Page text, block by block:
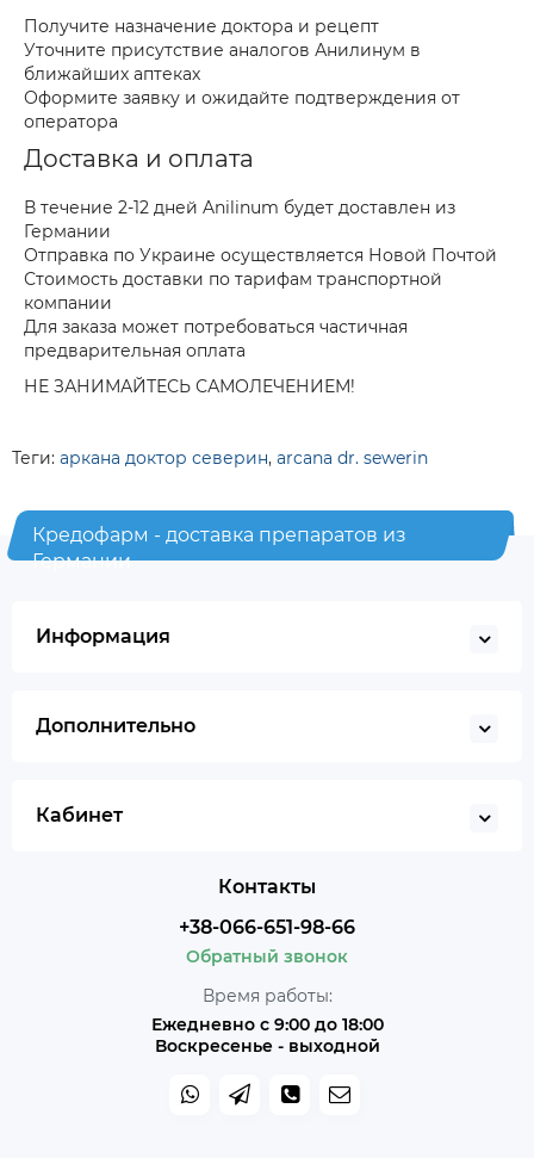
Получите назначение доктора и рецепт
Уточните присутствие аналогов Анилинум в
ближайших аптеках
Оформите заявку и ожидайте подтверждения от
оператора
Доставка и оплата
В течение 2-12 дней Anilinum будет доставлен из
Германии
Отправка по Украине осуществляется Новой Почтой
Стоимость доставки по тарифам транспортной
компании
Для заказа может потребоваться частичная
предварительная оплата
НЕ ЗАНИМАЙТЕСЬ САМОЛЕЧЕНИЕМ!
Теги: аркана доктор северин, arcana dr. sewerin
Кредофарм - доставка препаратов из
Германии
Информация
Дополнительно
Кабинет
Контакты
+38-066-651-98-66
Обратный звонок
Время работы:
Ежедневно с 9:00 до 18:00
Воскресенье - выходной